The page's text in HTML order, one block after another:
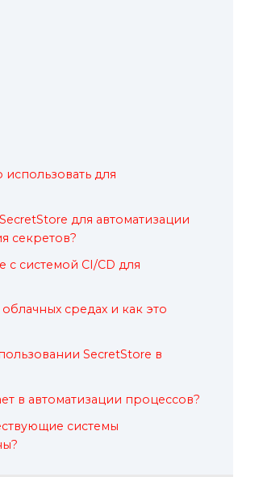
для
для автоматизации
секретов?
с системой CI/CD для
средах и как это
SecretStore в
в автоматизации процессов?
системы